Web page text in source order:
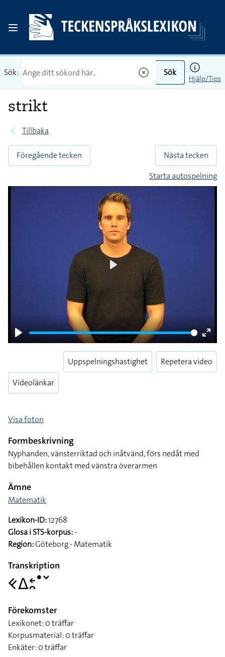
Sök: Sök
Hjälp/Tips
strikt
Tillbaka
Föregående tecken
Nästa tecken
Starta autospelning
Play
Enter
Videolänkar
Uppspelningshastighet Repetera video
Visa foton
Formbeskrivning
Nyphanden, vänsterriktad och inåtvänd, förs nedåt med
bibehållen kontakt med vänstra överarmen
Ämne
Matematik
Lexikon-ID:12768
Glosa i STS-korpus:-
Region:Göteborg - Matematik
Transkription
􌤑􌤩􌥓􌥘􌤟􌥧
Förekomster
Lexikonet: 0 träffar
Korpusmaterial: 0 träffar
Enkäter: 0 träffar